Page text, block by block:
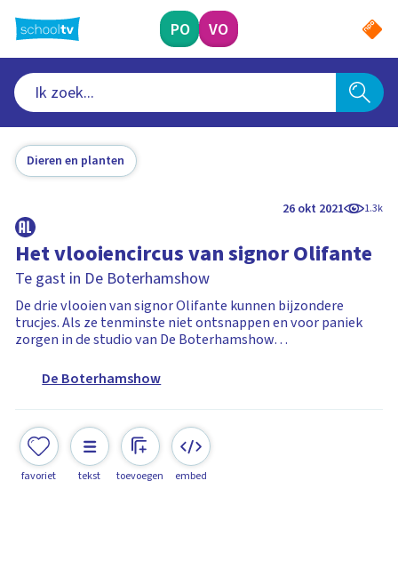
naar
hoofdinhoud
PO VO
Dieren en planten
26 okt 2021 1.3k
Het vlooiencircus van signor Olifante
Te gast in De Boterhamshow
De drie vlooien van signor Olifante kunnen bijzondere
trucjes. Als ze tenminste niet ontsnappen en voor paniek
zorgen in de studio van De Boterhamshow…
De Boterhamshow
favoriet tekst toevoegen embed